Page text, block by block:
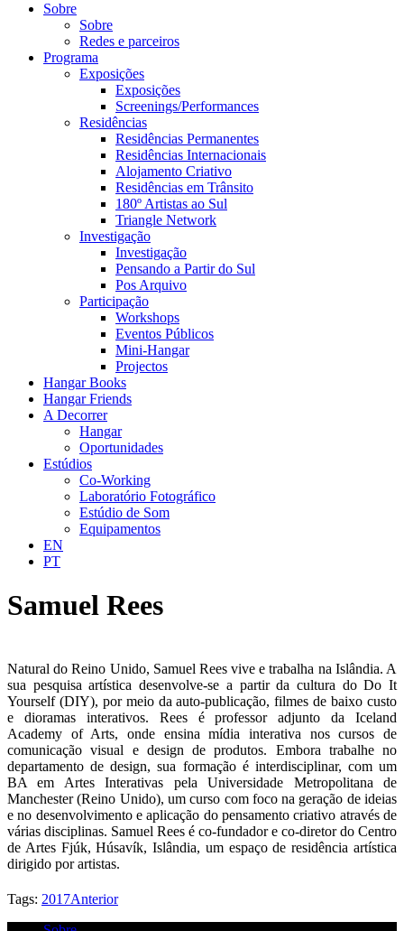
Sobre
Sobre
Redes e parceiros
Programa
Exposições
Exposições
Screenings/Performances
Residências
Residências Permanentes
Residências Internacionais
Alojamento Criativo
Residências em Trânsito
180º Artistas ao Sul
Triangle Network
Investigação
Investigação
Pensando a Partir do Sul
Pos Arquivo
Participação
Workshops
Eventos Públicos
Mini-Hangar
Projectos
Hangar Books
Hangar Friends
A Decorrer
Hangar
Oportunidades
Estúdios
Co-Working
Laboratório Fotográfico
Estúdio de Som
Equipamentos
EN
PT
Samuel Rees
Natural do Reino Unido, Samuel Rees vive e trabalha na Islândia. A
sua pesquisa artística desenvolve-se a partir da cultura do Do It
Yourself (DIY), por meio da auto-publicação, filmes de baixo custo
e dioramas interativos. Rees é professor adjunto da Iceland
Academy of Arts, onde ensina mídia interativa nos cursos de
comunicação visual e design de produtos. Embora trabalhe no
departamento de design, sua formação é interdisciplinar, com um
BA em Artes Interativas pela Universidade Metropolitana de
Manchester (Reino Unido), um curso com foco na geração de ideias
e no desenvolvimento e aplicação do pensamento criativo através de
várias disciplinas. Samuel Rees é co-fundador e co-diretor do Centro
de Artes Fjúk, Húsavík, Islândia, um espaço de residência artística
dirigido por artistas.
Tags: 2017Anterior